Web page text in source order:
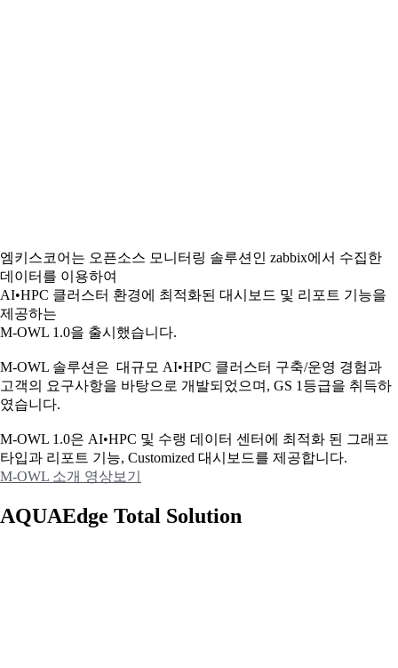
엠키스코어는 오픈소스 모니터링 솔루션인 zabbix에서 수집한
데이터를 이용하여
AI•HPC 클러스터 환경에 최적화된 대시보드 및 리포트 기능을
제공하는
M-OWL 1.0을 출시했습니다.
M-OWL 솔루션은 대규모 AI•HPC 클러스터 구축/운영 경험과
고객의 요구사항을 바탕으로 개발되었으며, GS 1등급을 취득하
였습니다.
M-OWL 1.0은 AI•HPC 및 수랭 데이터 센터에 최적화 된 그래프
타입과 리포트 기능, Customized 대시보드를 제공합니다.
M-OWL 소개 영상보기
AQUAEdge Total Solution